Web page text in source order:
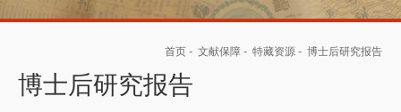
电子图书和电子期刊导航
首页 - 文献保障 - 特藏资源 - 博士后研究报告
博士后研究报告